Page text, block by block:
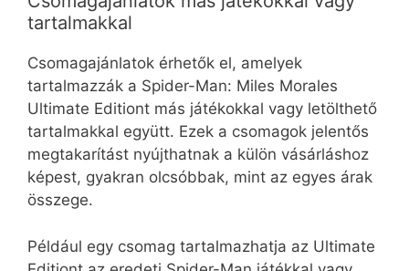
tartalmakkal
Csomagajánlatok érhetők el, amelyek
tartalmazzák a Spider-Man: Miles Morales
Ultimate Editiont más játékokkal vagy letölthető
tartalmakkal együtt. Ezek a csomagok jelentős
megtakarítást nyújthatnak a külön vásárláshoz
képest, gyakran olcsóbbak, mint az egyes árak
összege.
Például egy csomag tartalmazhatja az Ultimate